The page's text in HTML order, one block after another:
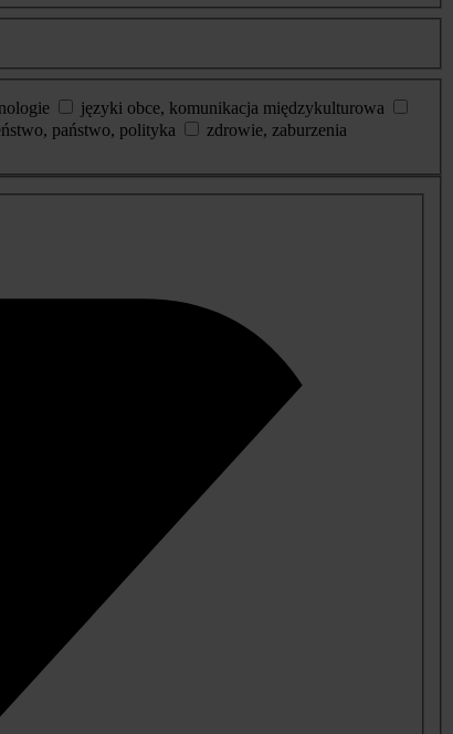
języki obce, komunikacja międzykulturowa
państwo, polityka
zdrowie, zaburzenia